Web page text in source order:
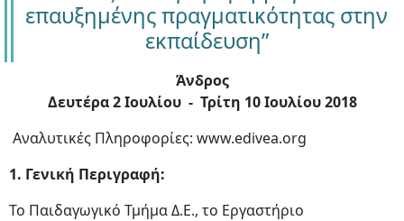
επαυξημένης πραγματικότητας στην
εκπαίδευση”
Άνδρος
Δευτέρα 2 Ιουλίου - Τρίτη 10 Ιουλίου 2018
Αναλυτικές Πληροφορίες: www.edivea.org
1. Γενική Περιγραφή:
Το Παιδαγωγικό Τμήμα Δ.Ε., το Εργαστήριο